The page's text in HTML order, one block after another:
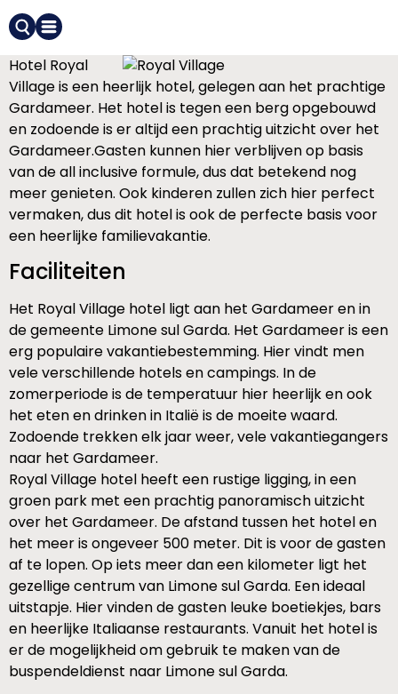
Hotel Royal
Village is een heerlijk hotel, gelegen aan het prachtige
Gardameer. Het hotel is tegen een berg opgebouwd
en zodoende is er altijd een prachtig uitzicht over het
Gardameer.Gasten kunnen hier verblijven op basis
van de all inclusive formule, dus dat betekend nog
meer genieten. Ook kinderen zullen zich hier perfect
vermaken, dus dit hotel is ook de perfecte basis voor
een heerlijke familievakantie.
Faciliteiten
Het Royal Village hotel ligt aan het Gardameer en in
de gemeente Limone sul Garda. Het Gardameer is een
erg populaire vakantiebestemming. Hier vindt men
vele verschillende hotels en campings. In de
zomerperiode is de temperatuur hier heerlijk en ook
het eten en drinken in Italië is de moeite waard.
Zodoende trekken elk jaar weer, vele vakantiegangers
naar het Gardameer.
Royal Village hotel heeft een rustige ligging, in een
groen park met een prachtig panoramisch uitzicht
over het Gardameer. De afstand tussen het hotel en
het meer is ongeveer 500 meter. Dit is voor de gasten
af te lopen. Op iets meer dan een kilometer ligt het
gezellige centrum van Limone sul Garda. Een ideaal
uitstapje. Hier vinden de gasten leuke boetiekjes, bars
en heerlijke Italiaanse restaurants. Vanuit het hotel is
er de mogelijkheid om gebruik te maken van de
buspendeldienst naar Limone sul Garda.